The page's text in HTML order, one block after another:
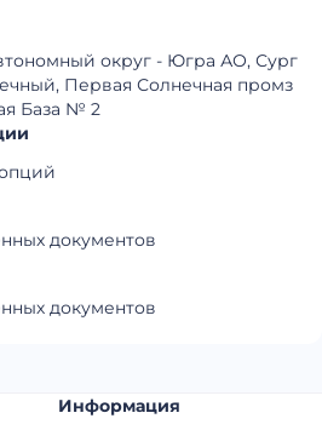
округ - Югра АО, Сург
Первая Солнечная промз
База № 2
документов
документов
Информация